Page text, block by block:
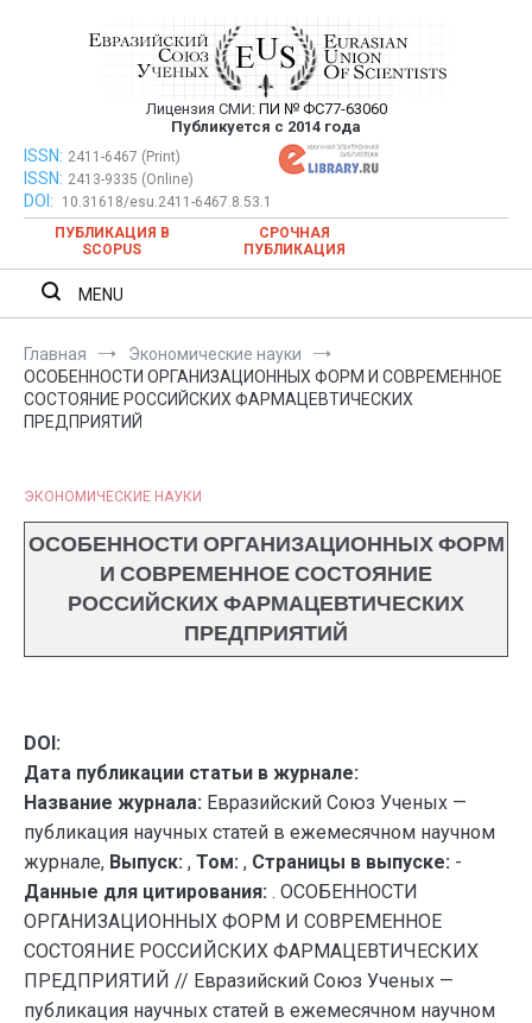
Евразийский Союз Ученых —
публикация научных статей в
ежемесячном научном журнале
Лицензия СМИ: ПИ № ФС77-63060
Публикуется с 2014 года
Евразийский Союз Ученых — публикация научных статей в
ежемесячном научном журнале
ISSN: 2411-6467 (Print)
ISSN: 2413-9335 (Online)
DOI:
10.31618/esu.2411-6467.8.53.1
ПУБЛИКАЦИЯ В
SCOPUS
СРОЧНАЯ
ПУБЛИКАЦИЯ
MENU
Главная
Экономические науки
ОСОБЕННОСТИ ОРГАНИЗАЦИОННЫХ ФОРМ И СОВРЕМЕННОЕ
СОСТОЯНИЕ РОССИЙСКИХ ФАРМАЦЕВТИЧЕСКИХ
ПРЕДПРИЯТИЙ
ЭКОНОМИЧЕСКИЕ НАУКИ
ОСОБЕННОСТИ ОРГАНИЗАЦИОННЫХ ФОРМ
И СОВРЕМЕННОЕ СОСТОЯНИЕ
РОССИЙСКИХ ФАРМАЦЕВТИЧЕСКИХ
ПРЕДПРИЯТИЙ
DOI:
Дата публикации статьи в журнале:
Название журнала: Евразийский Союз Ученых —
публикация научных статей в ежемесячном научном
журнале, Выпуск: , Том: , Страницы в выпуске: -
Данные для цитирования: . ОСОБЕННОСТИ
ОРГАНИЗАЦИОННЫХ ФОРМ И СОВРЕМЕННОЕ
СОСТОЯНИЕ РОССИЙСКИХ ФАРМАЦЕВТИЧЕСКИХ
ПРЕДПРИЯТИЙ // Евразийский Союз Ученых —
публикация научных статей в ежемесячном научном